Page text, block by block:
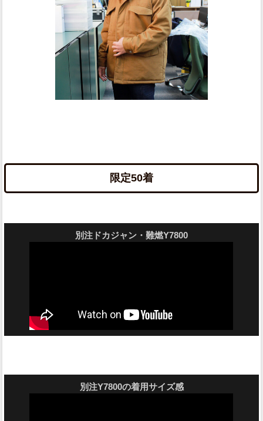
限定50着
別注ドカジャン・難燃Y7800
別注Y7800の着用サイズ感